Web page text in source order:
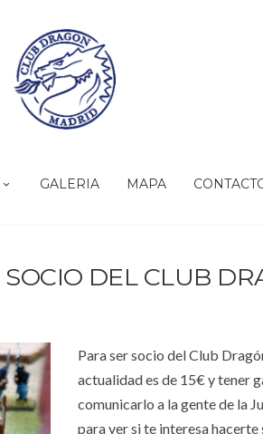
GALERIA MAPA
DEL CLUB
Para ser socio del Club
actualidad es de 15€ y tener
comunicarlo a la gente de la
para ver si te interesa hacerte